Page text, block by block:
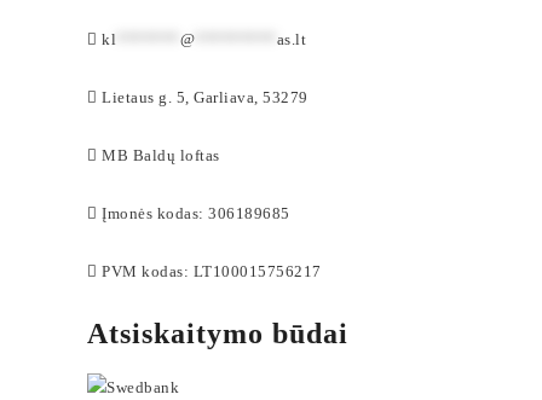
kl @ as.lt
Lietaus g. 5, Garliava, 53279
MB Baldų loftas
Įmonės kodas: 306189685
PVM kodas: LT100015756217
Atsiskaitymo būdai